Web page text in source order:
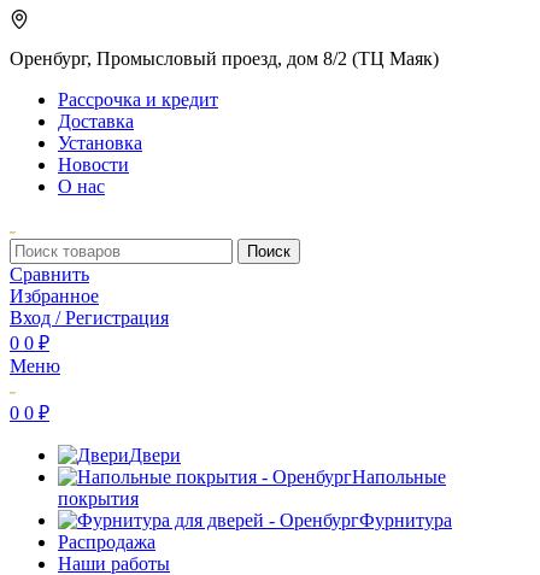
Оренбург, Промысловый проезд, дом 8/2 (ТЦ Маяк)
Рассрочка и кредит
Доставка
Установка
Новости
О нас
Поиск
Сравнить
Избранное
Вход / Регистрация
0 0 ₽
Меню
0 0 ₽
Двери
Напольные
покрытия
Фурнитура
Распродажа
Наши работы